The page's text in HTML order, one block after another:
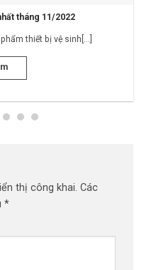
tháng 11/2022
thiết bị vệ sinh[...]
thị công khai. Các
*